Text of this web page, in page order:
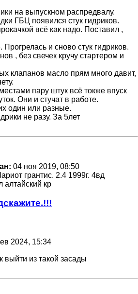
на выпускном распредвалу.
ГБЦ появился стук гидриков.
всё как надо. Поставил ,
и сново стук гидриков.
, без свечек кручу стартером и
клапанов масло прям много давит,
пару штук всё токже впуск
Они и стучат в работе.
один или разные.
не разу. За 5лет
04 ноя 2019, 08:50
грантис. 2.4 1999г. 4вд
алтайский кр
2024, 15:34
выйти из такой засады